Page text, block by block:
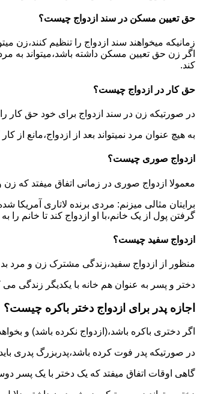
حق تعیین مسکن در سند ازدواج چیست؟
زمانیکه میخواهند سند ازدواج را تنظیم کنند،زن
اگر زن حق تعیین مسکن داشته باشد،میتواند به
کند.
حق کار در ازدواج چیست؟
در صورتیکه زن در سند ازدواج برای خود حق کار را
به هیچ عنوان مرد نمیتواند بعد از ازدواج،مانع از
ازدواج صوری چیست؟
معمولا ازدواج صوری در زمانی اتفاق میفتد که
برایتان مثالی میزنم: مردی برنده لاتاری
گرفتن پول از یک خانم،با او ازدواج کند تا خانم
ازدواج سفید چیست؟
منظور از ازدواج سفید،زندگی مشترک زن و مرد
دختر و پسر به عنوان هم خانه با یکدیگر زندگی
اجازه پدر برای ازدواج دختر باکره چیست؟
اگر دختری باکره باشد،(ازدواج نکرده باشد) و
در صورتیکه پدر فوت کرده باشد،پدربزرگ پدری باید
گاهی اوقات اتفاق میفتد که یک دختر با یک پسر